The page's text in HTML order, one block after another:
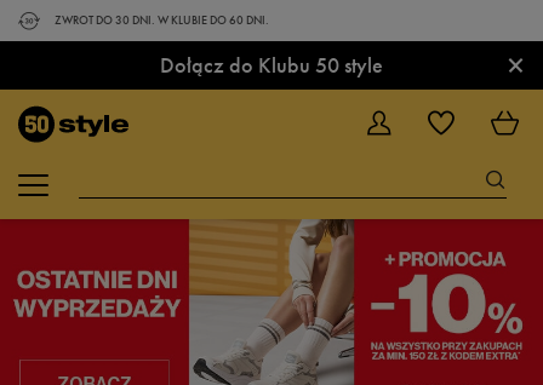
ZWROT DO 30 DNI. W KLUBIE DO 60 DNI.
Dołącz do Klubu 50 style ×